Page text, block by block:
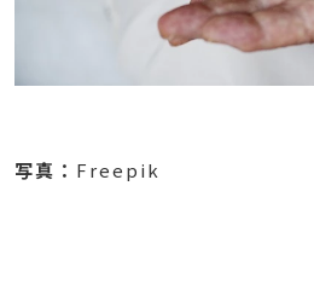
写真： Freepik